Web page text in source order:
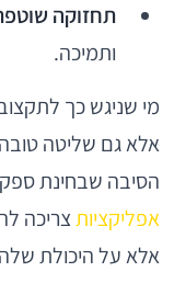
תחזוקה
ותמיכה.
מי שניגש כך
אלא גם שליטה טובה
הסיבה שבחינת
אפליקציותצריכה
אלא על היכולת